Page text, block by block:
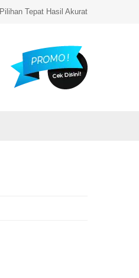
Pilihan Tepat Hasil Akurat